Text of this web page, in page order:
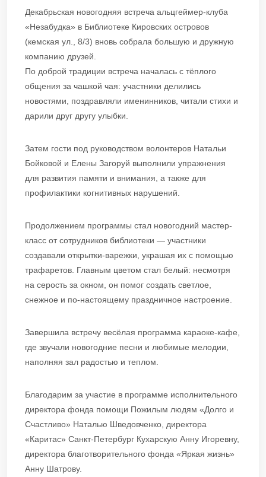
Декабрьская новогодняя встреча альцгеймер-клуба
«Незабудка» в Библиотеке Кировских островов
(кемская ул., 8/3) вновь собрала большую и дружную
компанию друзей.
По доброй традиции встреча началась с тёплого
общения за чашкой чая: участники делились
новостями, поздравляли именинников, читали стихи и
дарили друг другу улыбки.
Затем гости под руководством волонтеров Натальи
Бойковой и Елены Загоруй выполнили упражнения
для развития памяти и внимания, а также для
профилактики когнитивных нарушений.
Продолжением программы стал новогодний мастер-
класс от сотрудников библиотеки — участники
создавали открытки-варежки, украшая их с помощью
трафаретов. Главным цветом стал белый: несмотря
на серость за окном, он помог создать светлое,
снежное и по-настоящему праздничное настроение.
Завершила встречу весёлая программа караоке-кафе,
где звучали новогодние песни и любимые мелодии,
наполняя зал радостью и теплом.
Благодарим за участие в программе исполнительного
директора фонда помощи Пожилым людям «Долго и
Счастливо» Наталью Шведовченко, директора
«Каритас» Санкт-Петербург Кухарскую Анну Игоревну,
директора благотворительного фонда «Яркая жизнь»
Анну Шатрову.